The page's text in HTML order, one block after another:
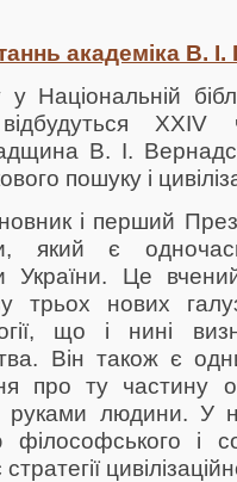
академіка В.
у Національній
XXIV
В. І.
пошуку і
і перший
який є
України. Це
трьох нових
що і нині
Він також є
про ту частину
руками людини. У
і